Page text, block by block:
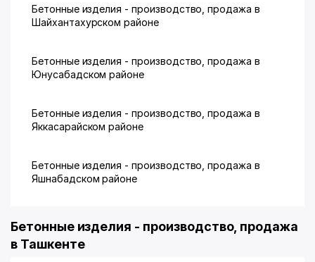
Бетонные изделия - производство, продажа в
Шайхантахурском районе
Бетонные изделия - производство, продажа в
Юнусабадском районе
Бетонные изделия - производство, продажа в
Яккасарайском районе
Бетонные изделия - производство, продажа в
Яшнабадском районе
Бетонные изделия - производство, продажа
в Ташкенте